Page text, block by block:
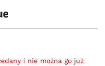
i nie można go już